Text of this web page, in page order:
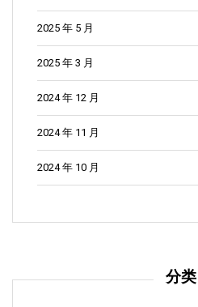
2025 年 5 月
2025 年 3 月
2024 年 12 月
2024 年 11 月
2024 年 10 月
分类